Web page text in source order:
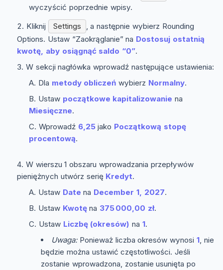
wyczyścić poprzednie wpisy.
Kliknij
Settings , a następnie wybierz Rounding
Options. Ustaw “Zaokrąglanie” na Dostosuj ostatnią
kwotę, aby osiągnąć saldo “0”.
W sekcji nagłówka wprowadź następujące ustawienia:
Dla metody obliczeń wybierz Normalny.
Ustaw początkowe kapitalizowanie na
Miesięczne.
Wprowadź 6,25jako Początkową stopę
procentową.
W wierszu 1 obszaru wprowadzania przepływów
pieniężnych utwórz serię Kredyt.
Ustaw Date na December 1, 2027.
Ustaw Kwotęna 375 000,00 zł.
Ustaw Liczbę (okresów) na 1.
Uwaga:Ponieważ liczba okresów wynosi 1, nie
będzie można ustawić częstotliwości. Jeśli
zostanie wprowadzona, zostanie usunięta po